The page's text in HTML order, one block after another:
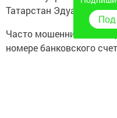
Татарстан Эдуард
Часто мошенники
номере банковского